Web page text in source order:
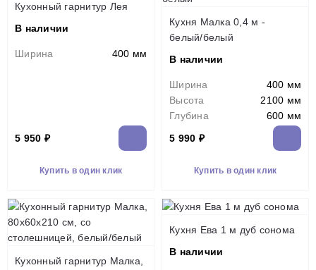
Кухонный гарнитур Лея
В наличии
Ширина 400 мм
5 950 ₽
Купить в один клик
Кухня Малка 0,4 м -
белый/белый
В наличии
Ширина
400 мм
Высота
2100 мм
Глубина
600 мм
5 990 ₽
Купить в один клик
Кухонный гарнитур Малка,
Кухня Ева 1 м дуб сонома
В наличии